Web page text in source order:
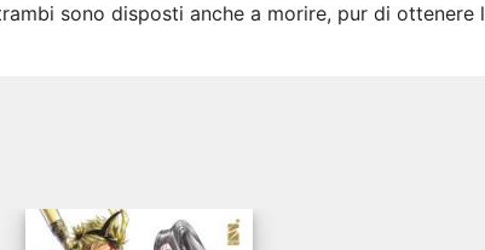
sono disposti anche a morire, pur di ottenere